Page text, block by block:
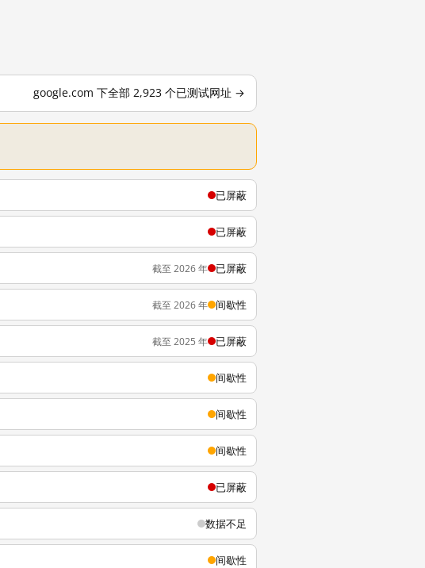
google.com 下全部 2,923 个已测试网址 →
已屏蔽
已屏蔽
截至 2026 年 已屏蔽
截至 2026 年 间歇性
截至 2025 年 已屏蔽
间歇性
间歇性
间歇性
已屏蔽
数据不足
间歇性